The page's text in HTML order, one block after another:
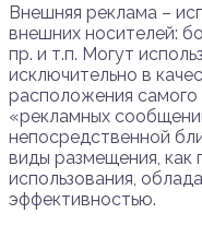
Внешняя реклама –
внешних носителей:
пр. и т.п. Могут
исключительно в
расположения самого
«рекламных
непосредственной
виды размещения, как
использования,
эффективностью.